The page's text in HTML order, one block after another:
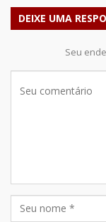
DEIXE UMA
Seu